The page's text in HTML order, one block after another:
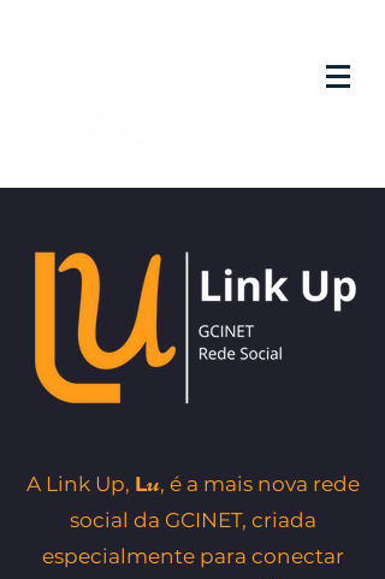
A Link Up, Lu, é a mais nova rede
social da GCINET, criada
especialmente para conectar